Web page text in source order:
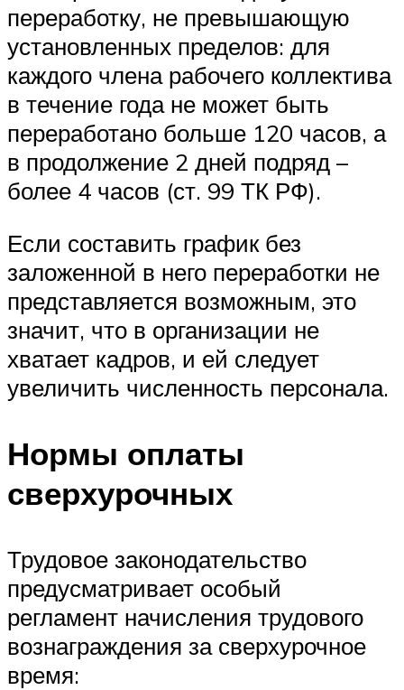
переработку, не превышающую
установленных пределов: для
каждого члена рабочего коллектива
в течение года не может быть
переработано больше 120 часов, а
в продолжение 2 дней подряд –
более 4 часов (ст. 99 ТК РФ).
Если составить график без
заложенной в него переработки не
представляется возможным, это
значит, что в организации не
хватает кадров, и ей следует
увеличить численность персонала.
Нормы оплаты
сверхурочных
Трудовое законодательство
предусматривает особый
регламент начисления трудового
вознаграждения за сверхурочное
время: